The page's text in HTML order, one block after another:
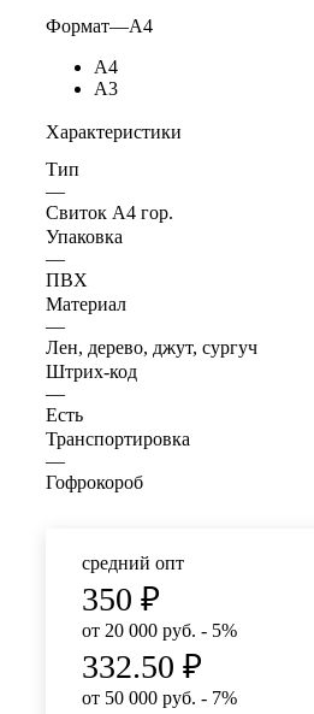
Формат—A4
A4
А3
Характеристики
Тип
—
Свиток А4 гор.
Упаковка
—
ПВХ
Материал
—
Лен, дерево, джут, сургуч
Штрих-код
—
Есть
Транспортировка
—
Гофрокороб
средний опт
350 ₽
от 20 000 руб. - 5%
332.50 ₽
от 50 000 руб. - 7%